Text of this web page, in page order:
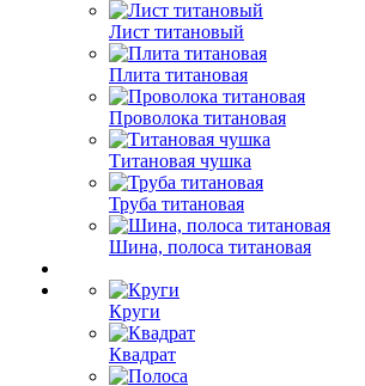
Лист титановый
Плита титановая
Проволока титановая
Титановая чушка
Труба титановая
Шина, полоса титановая
Круги
Квадрат